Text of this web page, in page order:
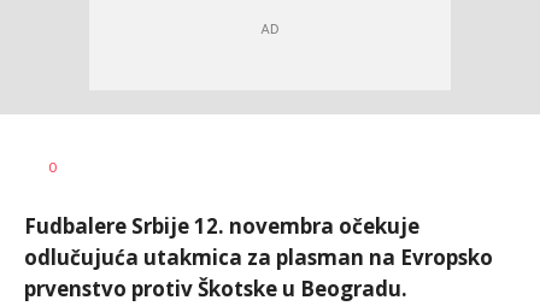
AUTOR
0
Fudbalere Srbije 12. novembra očekuje
odlučujuća utakmica za plasman na Evropsko
prvenstvo protiv Škotske u Beogradu.